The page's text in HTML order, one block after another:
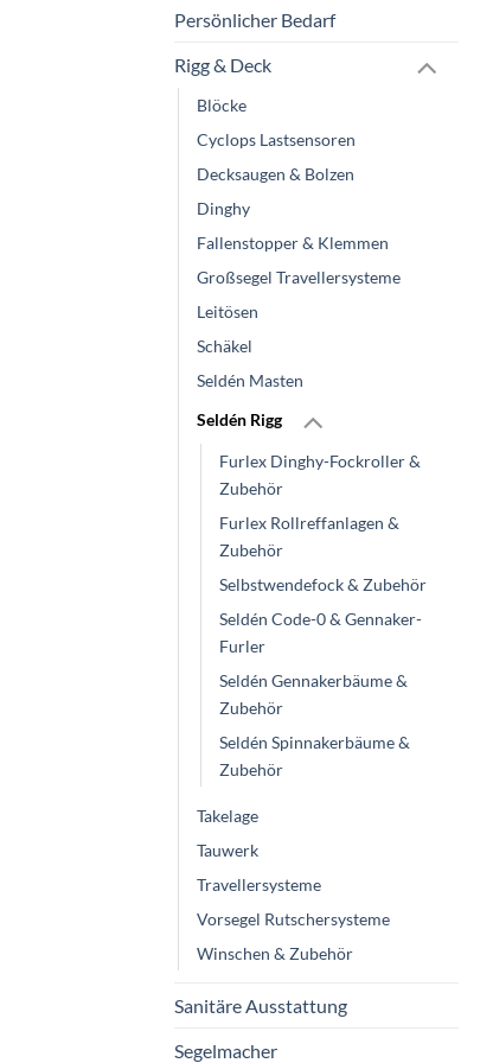
Persönlicher Bedarf
Rigg & Deck
Blöcke
Cyclops Lastsensoren
Decksaugen & Bolzen
Dinghy
Fallenstopper & Klemmen
Großsegel Travellersysteme
Leitösen
Schäkel
Seldén Masten
Seldén Rigg
Furlex Dinghy-Fockroller &
Zubehör
Furlex Rollreffanlagen &
Zubehör
Selbstwendefock & Zubehör
Seldén Code-0 & Gennaker-
Furler
Seldén Gennakerbäume &
Zubehör
Seldén Spinnakerbäume &
Zubehör
Takelage
Tauwerk
Travellersysteme
Vorsegel Rutschersysteme
Winschen & Zubehör
Sanitäre Ausstattung
Segelmacher